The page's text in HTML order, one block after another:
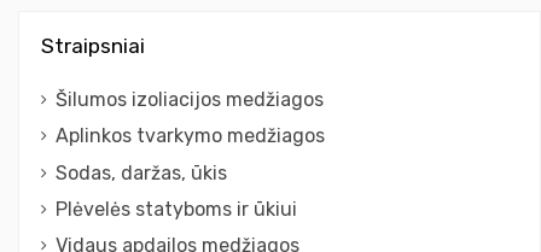
Straipsniai
Šilumos izoliacijos medžiagos
Aplinkos tvarkymo medžiagos
Sodas, daržas, ūkis
Plėvelės statyboms ir ūkiui
Vidaus apdailos medžiagos